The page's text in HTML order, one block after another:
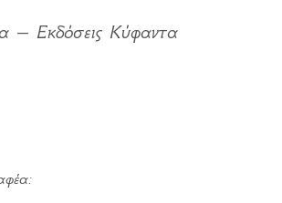
– Εκδόσεις Κύφαντα